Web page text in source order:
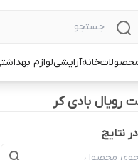
خانهآرایشیلوازم
رویال بادی کر
نتایج